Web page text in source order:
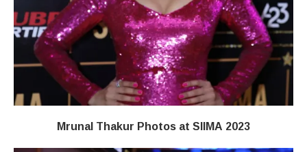
Mrunal Thakur Photos at SIIMA 2023